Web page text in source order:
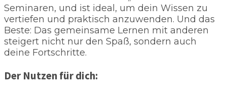
Seminaren, und ist ideal, um dein Wissen zu
vertiefen und praktisch anzuwenden. Und das
Beste: Das gemeinsame Lernen mit anderen
steigert nicht nur den Spaß, sondern auch
deine Fortschritte.
Der Nutzen für dich: